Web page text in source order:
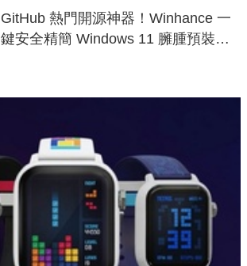
GitHub 熱門開源神器！Winhance 一
鍵安全精簡 Windows 11 臃腫預裝軟